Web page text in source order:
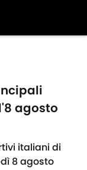
agosto
italiani di
8 agosto